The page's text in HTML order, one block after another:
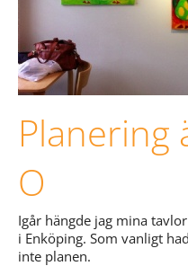
Planering
O
Igår hängde jag mina
i Enköping. Som vanligt
inte planen.